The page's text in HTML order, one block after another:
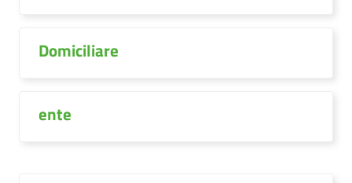
Domiciliare
ente